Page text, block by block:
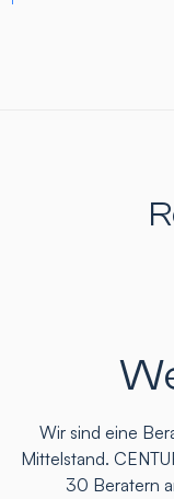
Wir sind eine
Mittelstand.
30 Beratern